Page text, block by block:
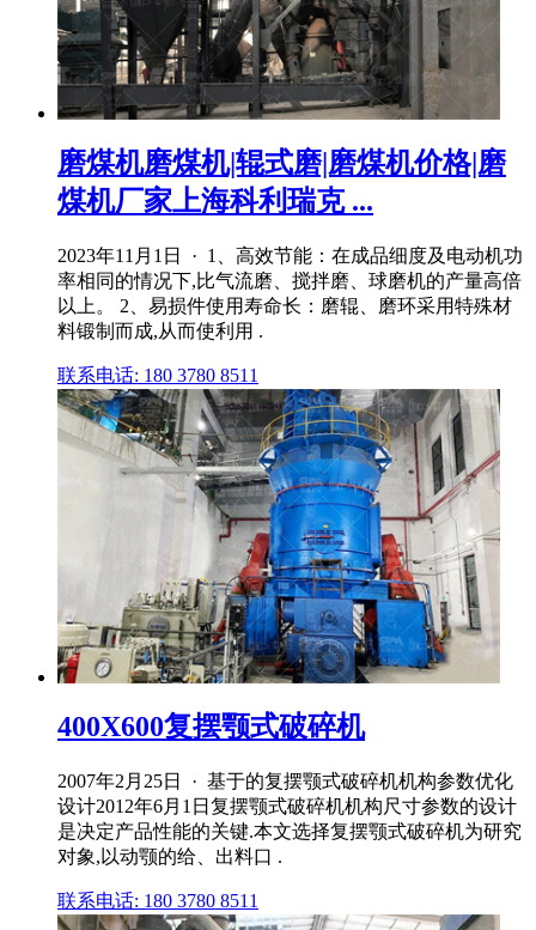
磨煤机磨煤机|辊式磨|磨煤机价格|磨
煤机厂家上海科利瑞克 ...
2023年11月1日 · 1、高效节能：在成品细度及电动机功
率相同的情况下,比气流磨、搅拌磨、球磨机的产量高倍
以上。 2、易损件使用寿命长：磨辊、磨环采用特殊材
料锻制而成,从而使利用 .
联系电话: 180 3780 8511
400X600复摆颚式破碎机
2007年2月25日 · 基于的复摆颚式破碎机机构参数优化
设计2012年6月1日复摆颚式破碎机机构尺寸参数的设计
是决定产品性能的关键.本文选择复摆颚式破碎机为研究
对象,以动颚的给、出料口 .
联系电话: 180 3780 8511